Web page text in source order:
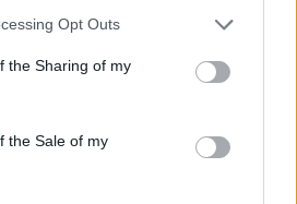
Opt Outs
the Sharing of my
the Sale of my
a funzionare normalmente anche
la carta o fare ulteriori operazioni.
un IBAN italiano rappresenta